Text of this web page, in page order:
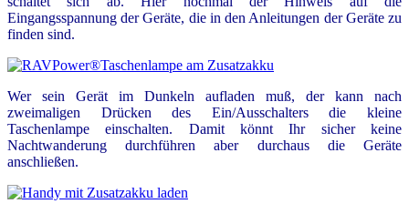
Eingangsspannung der Geräte, die in den Anleitungen der Geräte zu
finden sind.
Wer sein Gerät im Dunkeln aufladen muß, der kann nach
zweimaligen Drücken des Ein/Ausschalters die kleine
Taschenlampe einschalten. Damit könnt Ihr sicher keine
Nachtwanderung durchführen aber durchaus die Geräte
anschließen.